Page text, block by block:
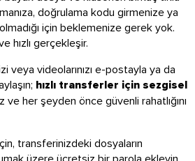
doğrulama kodu girmenize ya
için beklemenize gerek yok.
hızlı gerçekleşir.
veya videolarınızı e-postayla ya da
hızlı transferler için sezgisel
ve her şeyden önce güvenli rahatlığını
transferinizdeki dosyaların